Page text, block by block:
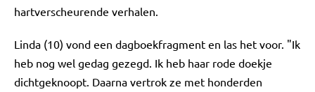
hartverscheurende verhalen.
Linda (10) vond een dagboekfragment en las het voor. "Ik
heb nog wel gedag gezegd. Ik heb haar rode doekje
dichtgeknoopt. Daarna vertrok ze met honderden